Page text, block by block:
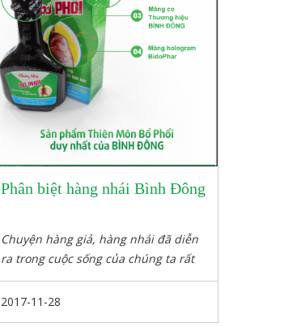
Phân biệt hàng nhái Bình Đông
Chuyện hàng giả, hàng nhái đã diễn
ra trong cuộc sống của chúng ta rất
lâu, nhưng vấn đề đặt ra ở đây không
chỉ là việc sử dụng hàng tốt hay xấu,
2017-11-28